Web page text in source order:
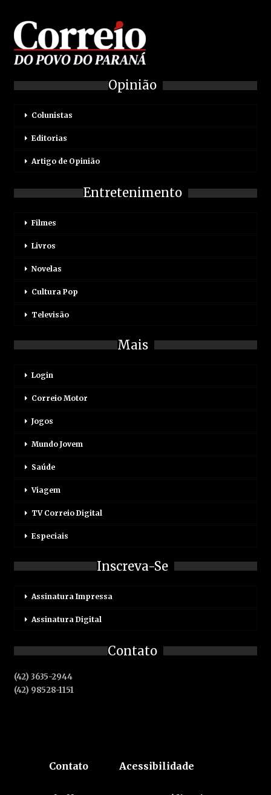
Opinião
Colunistas
Editorias
Artigo de Opinião
Entretenimento
Filmes
Livros
Novelas
Cultura Pop
Televisão
Mais
Login
Correio Motor
Jogos
Mundo Jovem
Saúde
Viagem
TV Correio Digital
Especiais
Inscreva-Se
Assinatura Impressa
Assinatura Digital
Contato
(42) 3635-2944
(42) 98528-1151
Contato Acessibilidade